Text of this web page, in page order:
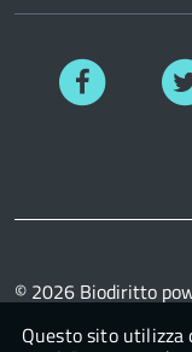
Facebook
© 2026 Biodiritto
Questo sito utilizza